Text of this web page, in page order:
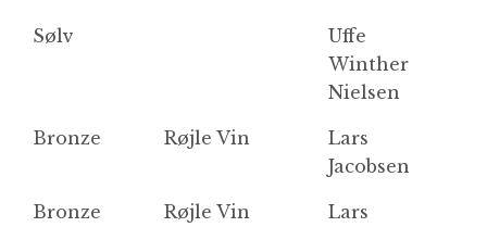
Sølv
Uffe
Winther
Nielsen
Bronze Røjle Vin
Lars
Jacobsen
Bronze Røjle Vin
Lars